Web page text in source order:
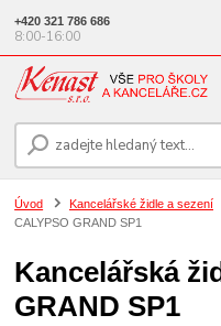
+420 321 786 686
8:00-16:00
Úvod Kancelářské židle a sezení
CALYPSO GRAND SP1
Kancelářská
GRAND SP1